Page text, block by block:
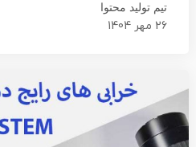
تیم تولید محتوا
26 مهر 1404